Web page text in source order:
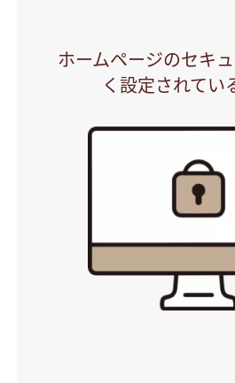
ホームページのセキ
く設定されてい